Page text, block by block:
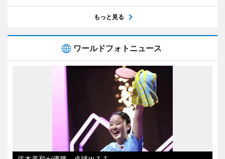
もっと見る
ワールドフォトニュース